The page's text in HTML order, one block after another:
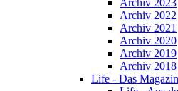
Archiv 2023
Archiv 2022
Archiv 2021
Archiv 2020
Archiv 2019
Archiv 2018
Life - Das